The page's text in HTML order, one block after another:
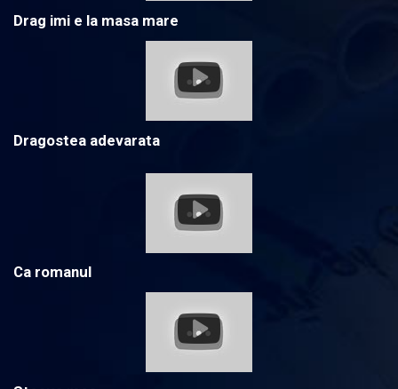
Drag imi e la masa mare
Dragostea adevarata
Ca romanul